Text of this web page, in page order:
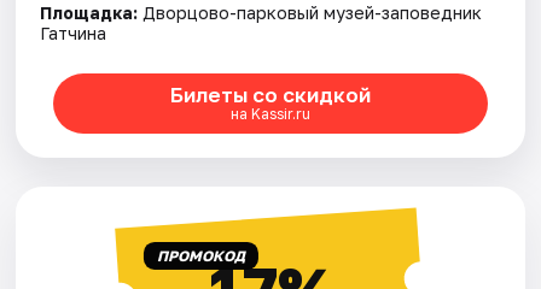
Площадка: Дворцово-парковый музей-заповедник
Гатчина
Билеты со скидкой
на Kassir.ru
ПРОМОКОД